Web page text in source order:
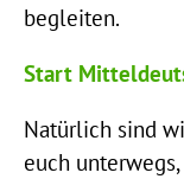
begleiten.
Start
Natürlich sind
euch unterwegs,